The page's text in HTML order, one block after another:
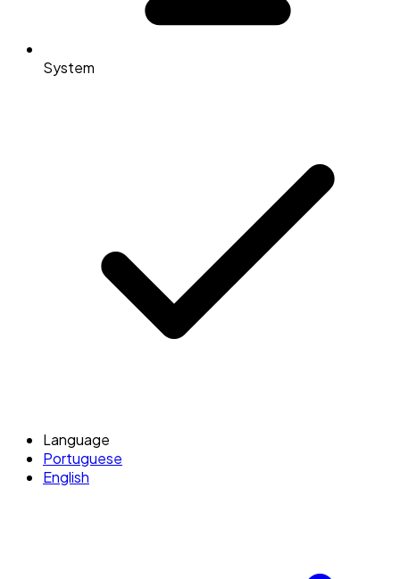
System
Language
Portuguese
English